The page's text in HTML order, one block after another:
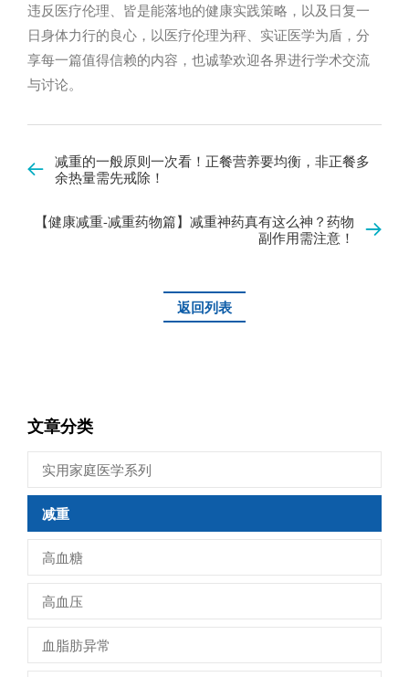
违反医疗伦理、皆是能落地的健康实践策略，以及日复一
日身体力行的良心，以医疗伦理为秤、实证医学为盾，分
享每一篇值得信赖的内容，也诚挚欢迎各界进行学术交流
与讨论。
减重的一般原则一次看！正餐营养要均衡，非正餐多
余热量需先戒除！
【健康减重-减重药物篇】减重神药真有这么神？药物
副作用需注意！
返回列表
文章分类
实用家庭医学系列
减重
高血糖
高血压
血脂肪异常